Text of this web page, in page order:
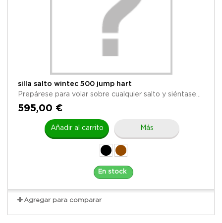
silla salto wintec 500 jump hart
Prepárese para volar sobre cualquier salto y siéntase...
595,00 €
Añadir al carrito Más
En stock
Agregar para comparar